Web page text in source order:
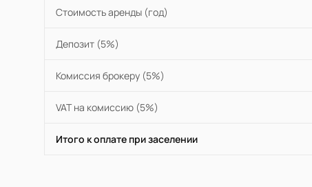
Стоимость аренды (год)
Депозит (5%)
Комиссия брокеру (5%)
VAT на комиссию (5%)
Итого к оплате при заселении